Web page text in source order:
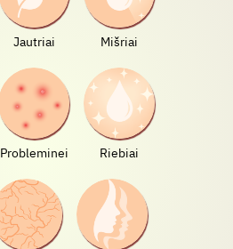
Jautriai Mišriai
Probleminei Riebiai